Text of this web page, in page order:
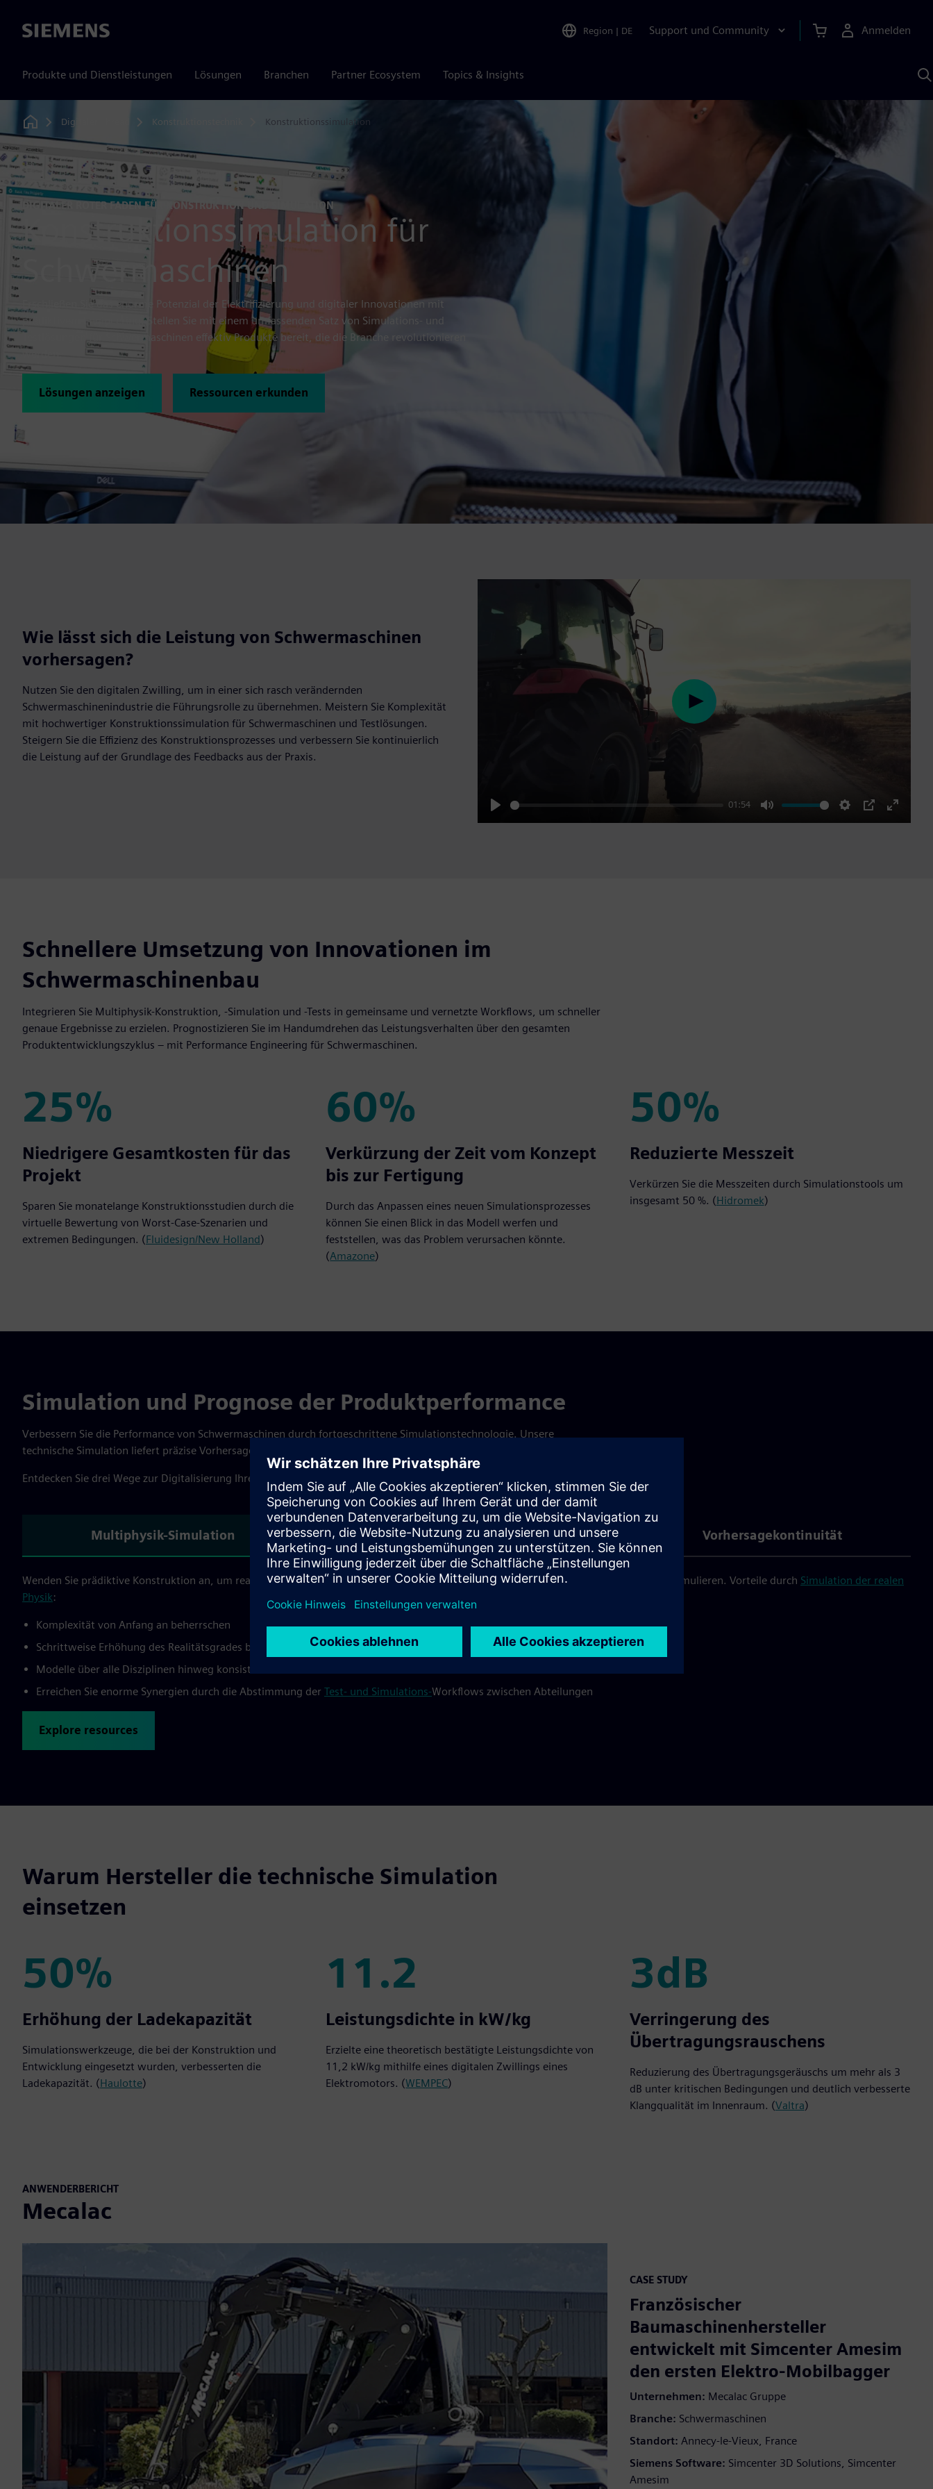
Siemens Region | DE Support und Community Anmelden
Produkte und Dienstleistungen Lösungen Branchen Partner Ecosystem Topics & Insights
KI
Home
Digitaler Thread Konstruktionstechnik Konstruktionssimulation
DIGITALER ROTER FADEN FÜR KONSTRUKTION UND SIMULATION
Konstruktionssimulation für
Schwermaschinen
Erschließen Sie das enorme Potenzial der Elektrifizierung und digitaler Innovationen mit
prädiktivem Engineering. Stellen Sie mit einem umfassenden Satz von Simulations- und
Testlösungen für Schwermaschinen effektiv Produkte bereit, die die Branche revolutionieren
Lösungen anzeigen Ressourcen erkunden
Wie lässt sich die Leistung von Schwermaschinen
vorhersagen?
Nutzen Sie den digitalen Zwilling, um in einer sich rasch verändernden
Schwermaschinenindustrie die Führungsrolle zu übernehmen. Meistern Sie Komplexität
mit hochwertiger Konstruktionssimulation für Schwermaschinen und Testlösungen.
Steigern Sie die Effizienz des Konstruktionsprozesses und verbessern Sie kontinuierlich
die Leistung auf der Grundlage des Feedbacks aus der Praxis.
Play
01:54
Mute Settings
PIP
Enter
Play
Schnellere Umsetzung von Innovationen im
Schwermaschinenbau
Integrieren Sie Multiphysik-Konstruktion, -Simulation und -Tests in gemeinsame und vernetzte Workflows, um schneller
genaue Ergebnisse zu erzielen. Prognostizieren Sie im Handumdrehen das Leistungsverhalten über den gesamten
Produktentwicklungszyklus – mit Performance Engineering für Schwermaschinen.
25%
25%
Niedrigere Gesamtkosten für das
Projekt
Sparen Sie monatelange Konstruktionsstudien durch die
virtuelle Bewertung von Worst-Case-Szenarien und
extremen Bedingungen. (Fluidesign/New Holland)
60%
60%
Verkürzung der Zeit vom Konzept
bis zur Fertigung
Durch das Anpassen eines neuen Simulationsprozesses
können Sie einen Blick in das Modell werfen und
feststellen, was das Problem verursachen könnte.
(Amazone)
50%
50%
Reduzierte Messzeit
Verkürzen Sie die Messzeiten durch Simulationstools um
insgesamt 50 %. (Hidromek)
Simulation und Prognose der Produktperformance
Verbessern Sie die Performance von Schwermaschinen durch fortgeschrittene Simulationstechnologie. Unsere
technische Simulation liefert präzise Vorhersagen und automatisierte Tests für die Anlagenbewertung.
Entdecken Sie drei Wege zur Digitalisierung Ihrer Prozesse mit integrierten Simulationslösungen:
Multiphysik-Simulation Nahtlose CAE-Automatisierung Vorhersagekontinuität
Wenden Sie prädiktive Konstruktion an, um reales Maschinenverhalten auf Basis realistischer, multidisziplinärer Modelle und Daten zu simulieren. Vorteile durch Simulation der realen
Physik:
Komplexität von Anfang an beherrschen
Schrittweise Erhöhung des Realitätsgrades bei der Modellierung
Modelle über alle Disziplinen hinweg konsistent halten
Erreichen Sie enorme Synergien durch die Abstimmung der Test- und Simulations-Workflows zwischen Abteilungen
Explore resources
Warum Hersteller die technische Simulation
einsetzen
50%
50%
Erhöhung der Ladekapazität
Simulationswerkzeuge, die bei der Konstruktion und
Entwicklung eingesetzt wurden, verbesserten die
Ladekapazität. (Haulotte)
11.2
11.2
Leistungsdichte in kW/kg
Erzielte eine theoretisch bestätigte Leistungsdichte von
11,2 kW/kg mithilfe eines digitalen Zwillings eines
Elektromotors. (WEMPEC)
3dB
3dB
Verringerung des
Übertragungsrauschens
Reduzierung des Übertragungsgeräuschs um mehr als 3
dB unter kritischen Bedingungen und deutlich verbesserte
Klangqualität im Innenraum. (Valtra)
ANWENDERBERICHT
Mecalac
CASE STUDY
Französischer
Baumaschinenhersteller
entwickelt mit Simcenter Amesim
den ersten Elektro-Mobilbagger
Unternehmen: Mecalac Gruppe
Branche: Schwermaschinen
Standort: Annecy-le-Vieux, France
Siemens Software: Simcenter 3D Solutions, Simcenter
Amesim